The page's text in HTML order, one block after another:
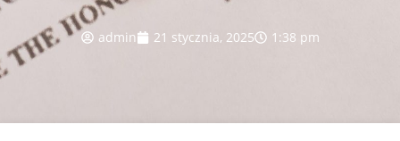
admin 21 stycznia, 2025 1:38 pm